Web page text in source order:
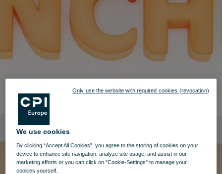
We use cookies
By clicking “Accept All Cookies”, you agree to the storing of cookies on your
device to enhance site navigation, analyze site usage, and assist in our
marketing efforts or you can click on "Cookie-Settings" to manage your
cookies yourself.
Only use the website with required cookies (revocation)